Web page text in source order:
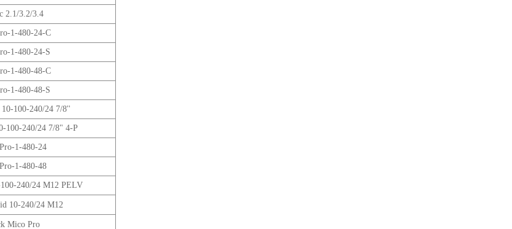
2.1/3.2/3.4
1-480-24-C
1-480-24-S
1-480-48-C
1-480-48-S
100-240/24 7/8''
100-240/24 7/8" 4-P
1-480-24
1-480-48
240/24 M12 PELV
10-240/24 M12
Mico Pro